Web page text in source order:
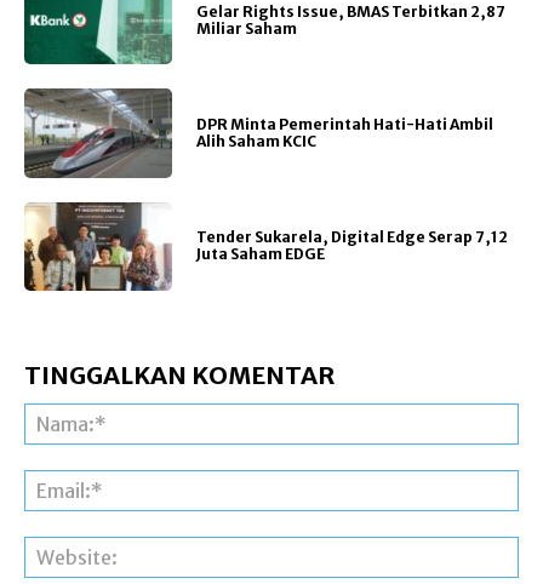
Gelar Rights Issue, BMAS Terbitkan 2,87
Miliar Saham
DPR Minta Pemerintah Hati-Hati Ambil
Alih Saham KCIC
Tender Sukarela, Digital Edge Serap 7,12
Juta Saham EDGE
TINGGALKAN KOMENTAR